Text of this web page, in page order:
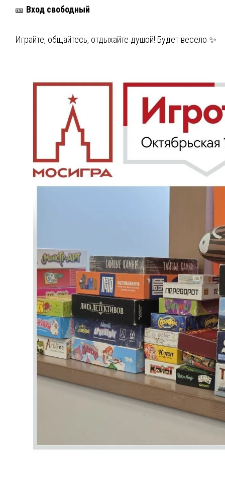
🎫 Вход свободный
Играйте, общайтесь, отдыхайте душой! Будет весело ✨